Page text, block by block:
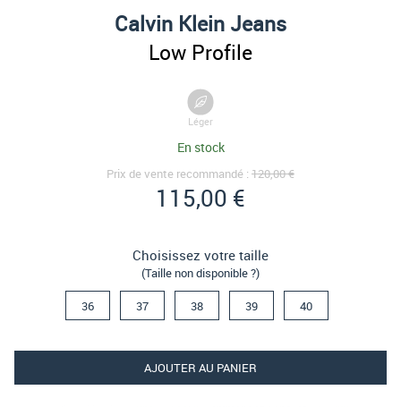
Calvin Klein Jeans
Low Profile
Léger
En stock
Prix de vente recommandé : 120,00 €
115,00 €
Choisissez votre taille
(Taille non disponible ?)
36 37 38 39 40
AJOUTER AU PANIER